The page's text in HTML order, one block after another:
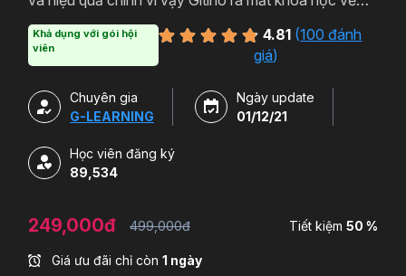
văn phòng sẽ tự tin thao tác về những hàm, công cụ
trong Excel và ứng dụng để giải quyết công việc một
Khả dụng với gói hội
viên
4.81 (100 đánh
giá)
Chuyên gia
G-LEARNING
Ngày update
01/12/21
Học viên đăng ký
89,534
249,000đ 499,000đ Tiết kiệm 50 %
Giá ưu đãi chỉ còn 1 ngày